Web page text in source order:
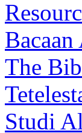
The
Studi